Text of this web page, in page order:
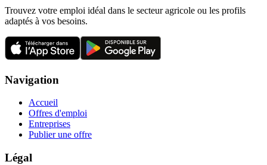
Trouvez votre emploi idéal dans le secteur agricole ou les profils
adaptés à vos besoins.
Navigation
Accueil
Offres d'emploi
Entreprises
Publier une offre
Légal